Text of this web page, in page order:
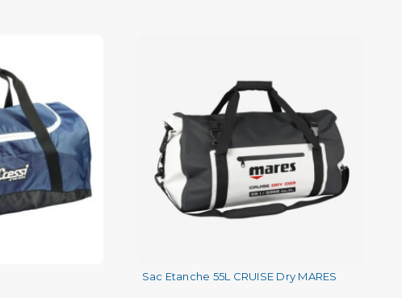
Sac Etanche 55L CRUISE Dry MARES